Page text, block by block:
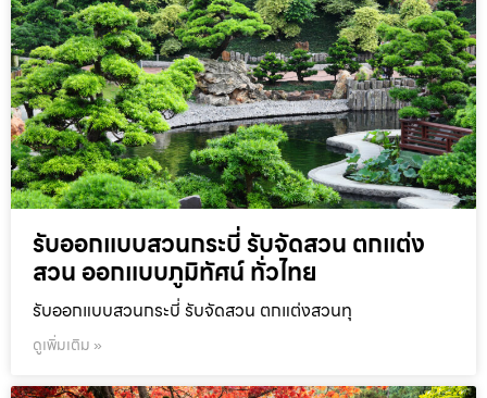
รับออกแบบสวนกระบี่ รับจัดสวน ตกแต่ง
สวน ออกแบบภูมิทัศน์ ทั่วไทย
รับออกแบบสวนกระบี่ รับจัดสวน ตกแต่งสวนทุ
ดูเพิ่มเติม »